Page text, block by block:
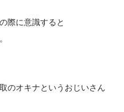
際に意識すると
のオキナというおじいさん